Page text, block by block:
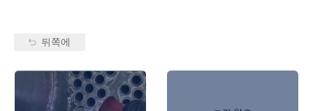
뒤쪽에